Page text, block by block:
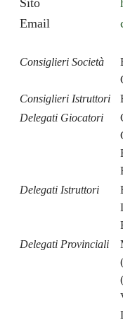
Email
Consiglieri Società
Consiglieri Istruttori
Delegati Giocatori
Delegati Istruttori
Delegati Provinciali